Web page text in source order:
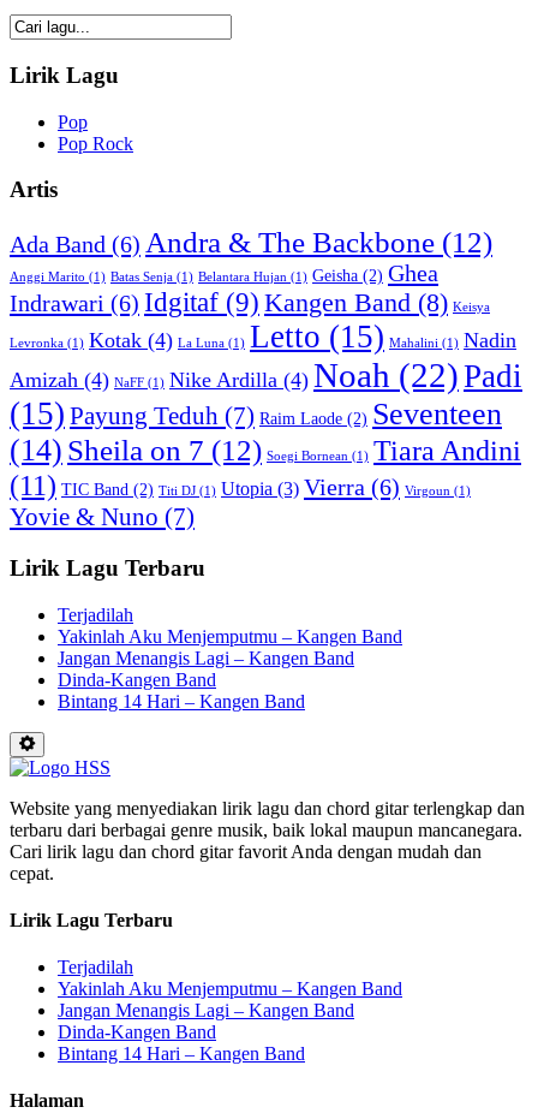
Lirik Lagu
Pop
Pop Rock
Artis
Ada Band (6) Andra & The Backbone (12)
Anggi Marito (1) Batas Senja (1) Belantara Hujan (1) Geisha (2) Ghea
Indrawari (6) Idgitaf (9) Kangen Band (8) Keisya
Levronka (1) Kotak (4) La Luna (1) Letto (15) Mahalini (1) Nadin
Amizah (4) NaFF (1) Nike Ardilla (4) Noah (22)Padi
(15) Payung Teduh (7) Raim Laode (2) Seventeen
(14) Sheila on 7 (12) Soegi Bornean (1) Tiara Andini
(11) TIC Band (2) Titi DJ (1) Utopia (3) Vierra (6) Virgoun (1)
Yovie & Nuno (7)
Lirik Lagu Terbaru
Terjadilah
Yakinlah Aku Menjemputmu – Kangen Band
Jangan Menangis Lagi – Kangen Band
Dinda-Kangen Band
Bintang 14 Hari – Kangen Band
Website yang menyediakan lirik lagu dan chord gitar terlengkap dan
terbaru dari berbagai genre musik, baik lokal maupun mancanegara.
Cari lirik lagu dan chord gitar favorit Anda dengan mudah dan
cepat.
Lirik Lagu Terbaru
Terjadilah
Yakinlah Aku Menjemputmu – Kangen Band
Jangan Menangis Lagi – Kangen Band
Dinda-Kangen Band
Bintang 14 Hari – Kangen Band
Halaman